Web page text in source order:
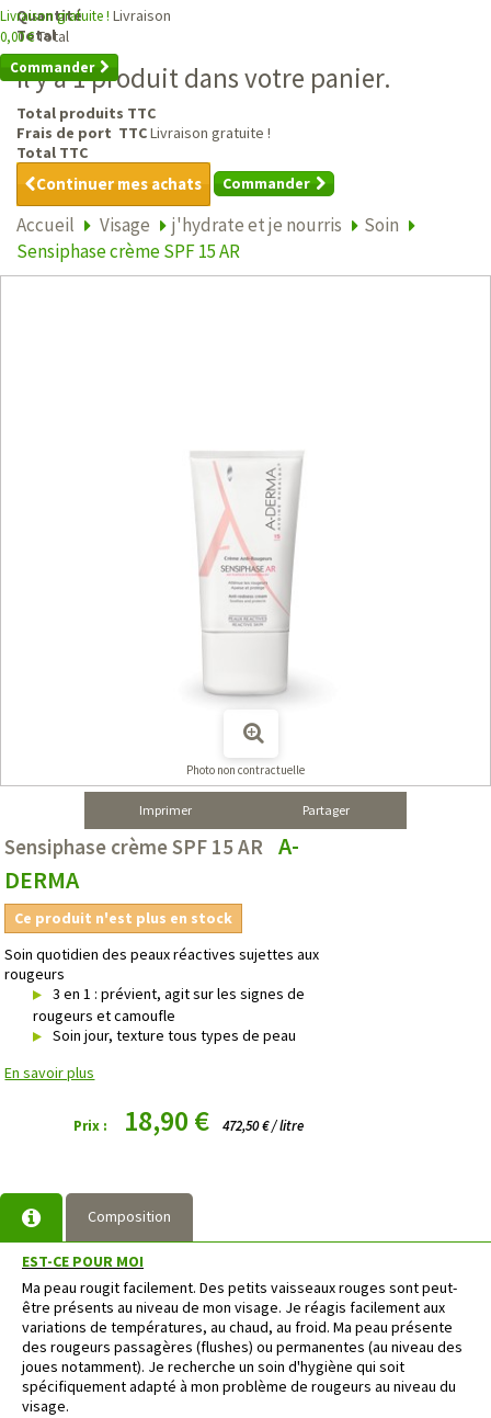
Livraison gratuite ! Livraison
0,00 €Total
Commander
Quantité
Total
Il y a 1 produit dans votre panier.
Total produits TTC
Frais de port TTCLivraison gratuite !
Total TTC
Continuer mes achats Commander
Accueil Visage j'hydrate et je nourris
Soin
Sensiphase crème SPF 15 AR
Photo non contractuelle
Imprimer Partager
Sensiphase crème SPF 15 AR
A-
DERMA
Ce produit n'est plus en stock
Soin quotidien des peaux réactives sujettes aux
rougeurs
3 en 1 : prévient, agit sur les signes de
rougeurs et camoufle
Soin jour, texture tous types de peau
En savoir plus
Prix : 18,90 € 472,50 € / litre
Composition
EST-CE POUR MOI
Ma peau rougit facilement. Des petits vaisseaux rouges sont peut-
être présents au niveau de mon visage. Je réagis facilement aux
variations de températures, au chaud, au froid. Ma peau présente
des rougeurs passagères (flushes) ou permanentes (au niveau des
joues notamment). Je recherche un soin d'hygiène qui soit
spécifiquement adapté à mon problème de rougeurs au niveau du
visage.